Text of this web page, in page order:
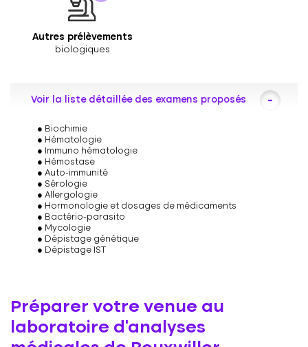
Autres prélèvements
biologiques
Voir la liste détaillée des examens proposés
Biochimie
Hématologie
Immuno hématologie
Hémostase
Auto-immunité
Sérologie
Allergologie
Hormonologie et dosages de médicaments
Bactério-parasito
Mycologie
Dépistage génétique
Dépistage IST
Préparer votre venue au
laboratoire d’analyses